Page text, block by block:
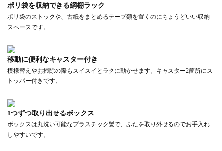
ポリ袋を収納できる網棚ラック
ポリ袋のストックや、古紙をまとめるテープ類を置くのにちょうどいい収納
スペースです。
移動に便利なキャスター付き
模様替えやお掃除の際もスイスイとラクに動かせます。キャスター2箇所にス
トッパー付きです。
1つずつ取り出せるボックス
ボックスは丸洗い可能なプラスチック製で、ふたを取り外せるのでお手入れ
しやすいです。